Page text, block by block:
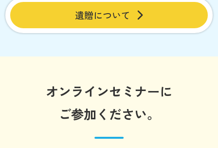
遺贈について
オンラインセミナーに
ご参加ください。